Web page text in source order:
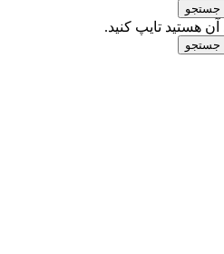
جستجو
هستید تایپ کنید.
جستجو